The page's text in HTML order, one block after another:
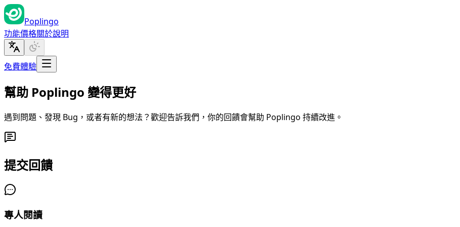
Poplingo
功能價格關於說明
免費體驗
幫助 Poplingo 變得更好
遇到問題、發現 Bug，或者有新的想法？歡迎告訴我們，你的回饋會幫助 Poplingo 持續改進。
提交回饋
專人閱讀